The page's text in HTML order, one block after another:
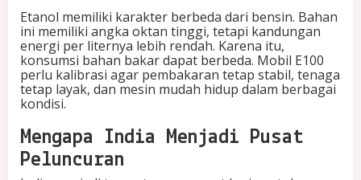
Etanol memiliki karakter berbeda dari bensin. Bahan
ini memiliki angka oktan tinggi, tetapi kandungan
energi per liternya lebih rendah. Karena itu,
konsumsi bahan bakar dapat berbeda. Mobil E100
perlu kalibrasi agar pembakaran tetap stabil, tenaga
tetap layak, dan mesin mudah hidup dalam berbagai
kondisi.
Mengapa India Menjadi Pusat
Peluncuran